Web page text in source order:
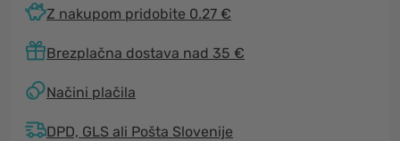
Z nakupom pridobite 0.27 €
Brezplačna dostava nad 35 €
Načini plačila
DPD, GLS ali Pošta Slovenije